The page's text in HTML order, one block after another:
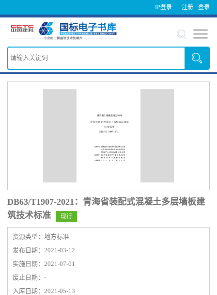
IP登录 登录
注册
DB63/T1907-2021：青海省装配式混凝土多层墙板建
筑技术标准
现行
资源类型：地方标准
发布日期：2021-03-12
实施日期：2021-07-01
废止日期：-
入库日期：2021-05-13